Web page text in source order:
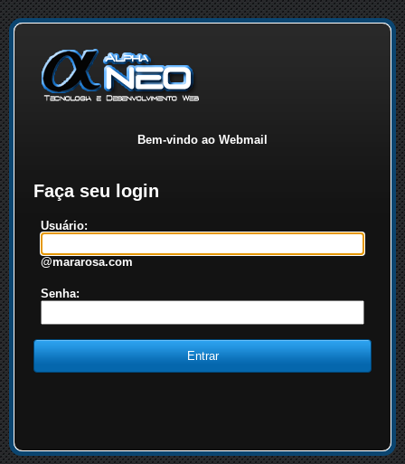
Bem-vindo ao Webmail
Faça seu login
Usuário:
@mararosa.com
Senha: